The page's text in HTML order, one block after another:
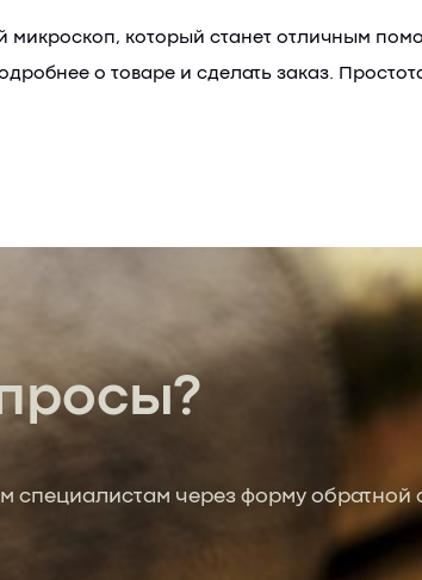
микроскоп, который станет отличным
о товаре и сделать заказ.
специалистам через форму обратной